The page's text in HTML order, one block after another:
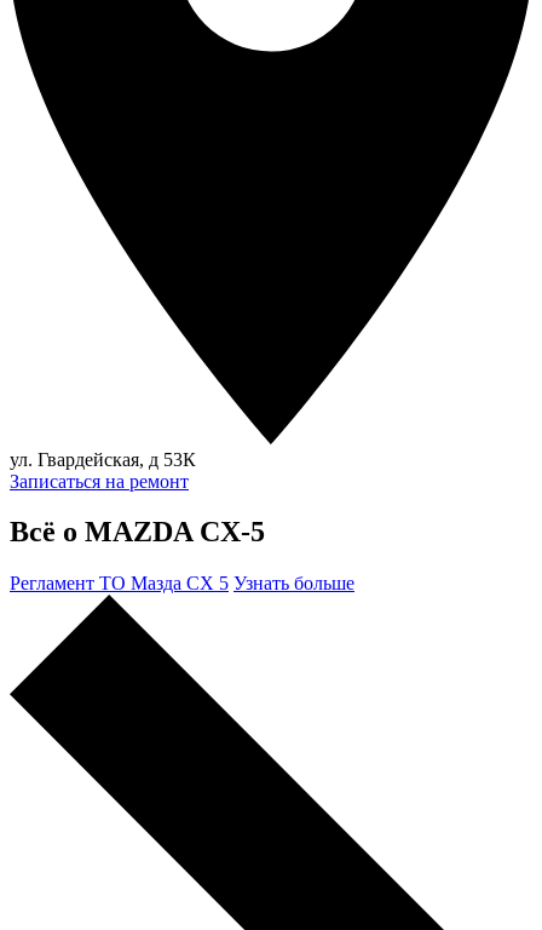
ул. Гвардейская, д 53К
Записаться на ремонт
Всё о MAZDA CX-5
Регламент ТО Мазда СХ 5 Узнать больше